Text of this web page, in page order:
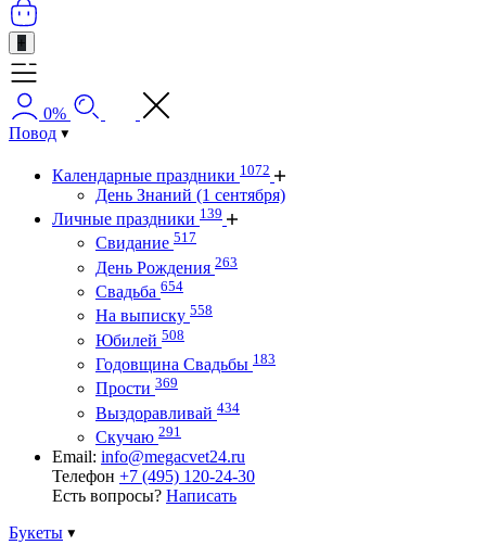
+
0%
Повод
Календарные праздники 1072
День Знаний (1 сентября)
Личные праздники 139
Свидание 517
День Рождения 263
Свадьба 654
На выписку 558
Юбилей 508
Годовщина Свадьбы 183
Прости 369
Выздоравливай 434
Скучаю 291
Email: info@megacvet24.ru
Телефон +7 (495) 120-24-30
Есть вопросы? Написать
Букеты